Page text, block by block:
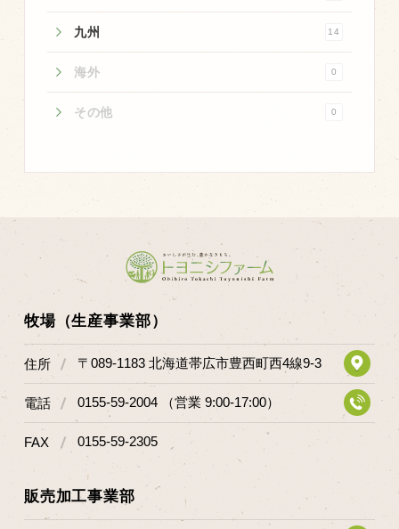
九州 14
海外 0
その他 0
牧場（生産事業部）
住所 〒089-1183 北海道帯広市豊西町西4線9-3
電話 0155-59-2004 （営業 9:00-17:00）
FAX 0155-59-2305
販売加工事業部
瑕疵とは
商品のご紹介
豊西牛
豊西ソース
ギフト
取り扱い店
販売店
その他
マップから探す